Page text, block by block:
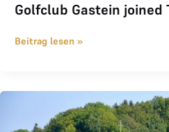
Golfclub Gastein joined
Beitrag lesen »
Schärding joined THE LOGE